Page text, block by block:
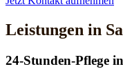
Leistungen in
24-Stunden-Pflege